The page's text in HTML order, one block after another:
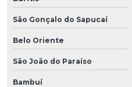
São Gonçalo do Sapucaí
Belo Oriente
São João do Paraíso
Bambuí